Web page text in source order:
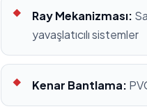
Ray Mekanizması:
yavaşlatıcılı sistemler
Kenar Bantlama: